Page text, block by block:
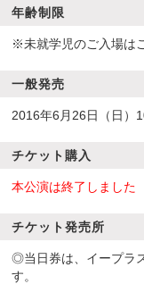
年齢制限
※未就学児のご入場は
一般発売
2016年6月26日（日）
チケット購入
本公演は終了しました
チケット発売所
◎当日券は、イープラ
す。